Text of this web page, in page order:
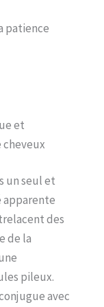
patience
et
un seul et
apparente
des
de la
pileux.
avec